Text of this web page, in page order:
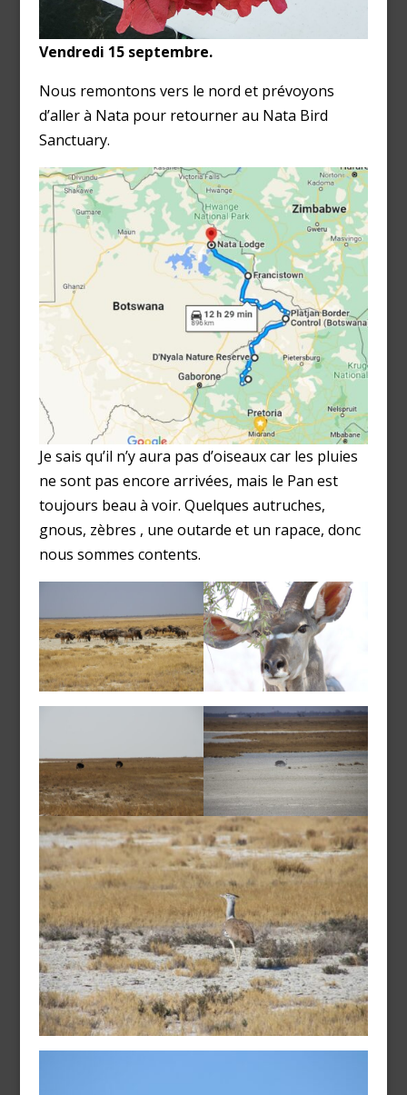
Vendredi 15 septembre.
Nous remontons vers le nord et prévoyons
d’aller à Nata pour retourner au Nata Bird
Sanctuary.
Je sais qu’il n’y aura pas d’oiseaux car les pluies
ne sont pas encore arrivées, mais le Pan est
toujours beau à voir. Quelques autruches,
gnous, zèbres , une outarde et un rapace, donc
nous sommes contents.